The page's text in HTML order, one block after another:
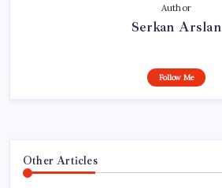
Author
Serkan Arslan
Follow Me
Other Articles